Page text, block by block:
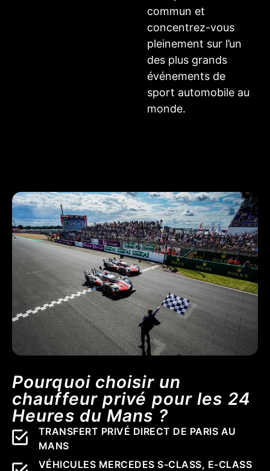
commun et
concentrez-vous
pleinement sur l’un
des plus grands
événements de
sport automobile au
monde.
Pourquoi choisir un
chauffeur privé pour les 24
Heures du Mans ?
TRANSFERT PRIVÉ DIRECT DE PARIS AU
MANS
VÉHICULES MERCEDES S-CLASS, E-CLASS